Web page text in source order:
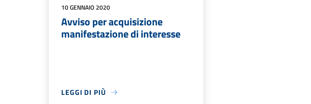
10 GENNAIO 2020
Avviso per acquisizione
manifestazione di interesse
LEGGI DI PIÙ